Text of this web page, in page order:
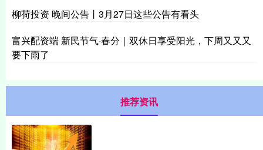
柳荷投资 晚间公告丨3月27日这些公告有看头
富兴配资端 新民节气·春分｜双休日享受阳光，下周又又又
要下雨了
推荐资讯